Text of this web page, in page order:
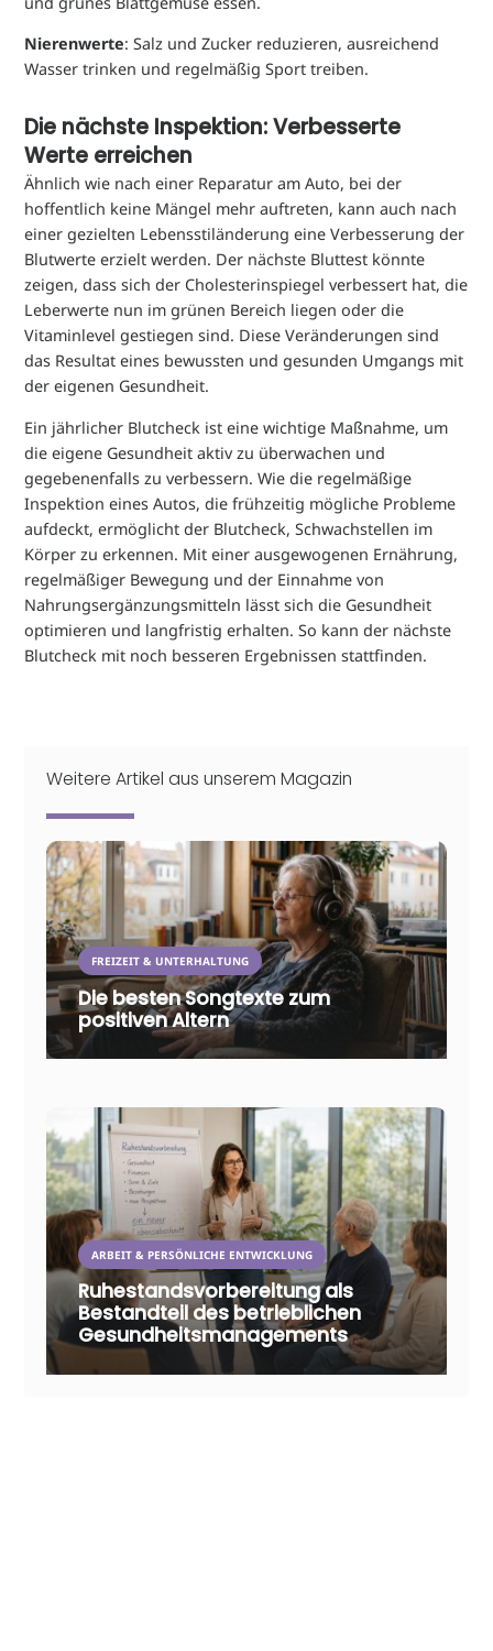
Nierenwerte: Salz und Zucker reduzieren, ausreichend
Wasser trinken und regelmäßig Sport treiben.
Die nächste Inspektion: Verbesserte
Werte erreichen
Ähnlich wie nach einer Reparatur am Auto, bei der
hoffentlich keine Mängel mehr auftreten, kann auch nach
einer gezielten Lebensstiländerung eine Verbesserung der
Blutwerte erzielt werden. Der nächste Bluttest könnte
zeigen, dass sich der Cholesterinspiegel verbessert hat, die
Leberwerte nun im grünen Bereich liegen oder die
Vitaminlevel gestiegen sind. Diese Veränderungen sind
das Resultat eines bewussten und gesunden Umgangs mit
der eigenen Gesundheit.
Ein jährlicher Blutcheck ist eine wichtige Maßnahme, um
die eigene Gesundheit aktiv zu überwachen und
gegebenenfalls zu verbessern. Wie die regelmäßige
Inspektion eines Autos, die frühzeitig mögliche Probleme
aufdeckt, ermöglicht der Blutcheck, Schwachstellen im
Körper zu erkennen. Mit einer ausgewogenen Ernährung,
regelmäßiger Bewegung und der Einnahme von
Nahrungsergänzungsmitteln lässt sich die Gesundheit
optimieren und langfristig erhalten. So kann der nächste
Blutcheck mit noch besseren Ergebnissen stattfinden.
Weitere Artikel aus unserem Magazin
FREIZEIT & UNTERHALTUNG
Die besten Songtexte zum
positiven Altern
ARBEIT & PERSÖNLICHE ENTWICKLUNG
Ruhestandsvorbereitung als
Bestandteil des betrieblichen
Gesundheitsmanagements